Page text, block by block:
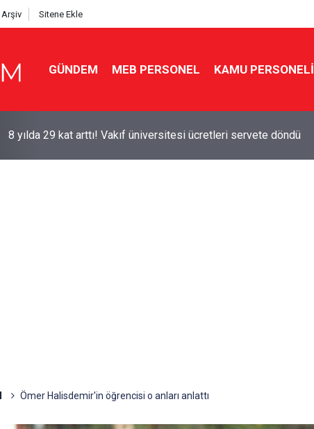
Arşiv Sitene Ekle
GÜNDEM MEB PERSONEL KAMU PERSONELİ
8 yılda 29 kat arttı! Vakıf üniversitesi ücretleri servete döndü
Ömer Halisdemir'in öğrencisi o anları anlattı